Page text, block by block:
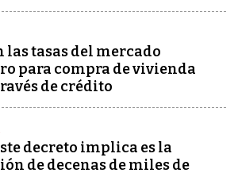
las tasas del mercado
para compra de vivienda
de crédito
decreto implica es la
de decenas de miles de